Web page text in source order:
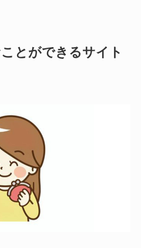
とができるサイト